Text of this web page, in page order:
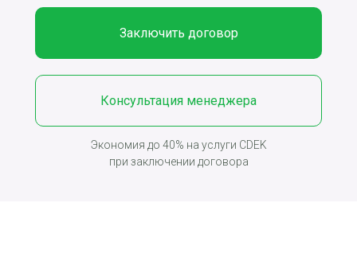
Консультация менеджера
Экономия до 40% на услуги CDEK
при заключении договора
Заключить договор